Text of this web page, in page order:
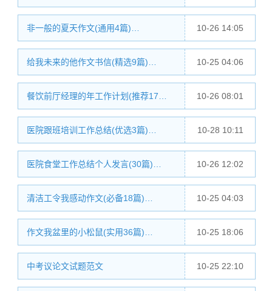
非一般的夏天作文(通用4篇)… 10-26 14:05
给我未来的他作文书信(精选9篇)… 10-25 04:06
餐饮前厅经理的年工作计划(推荐17… 10-26 08:01
医院跟班培训工作总结(优选3篇)… 10-28 10:11
医院食堂工作总结个人发言(30篇)… 10-26 12:02
清洁工令我感动作文(必备18篇)… 10-25 04:03
作文我盆里的小松鼠(实用36篇)… 10-25 18:06
中考议论文试题范文 10-25 22:10